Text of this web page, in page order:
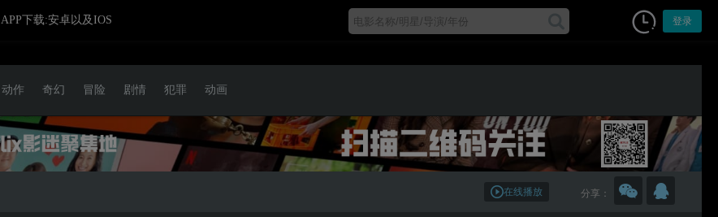
APP下载:安卓以及IOS 登录
动作 奇幻 冒险 剧情 犯罪 动画
分享：
在线播放